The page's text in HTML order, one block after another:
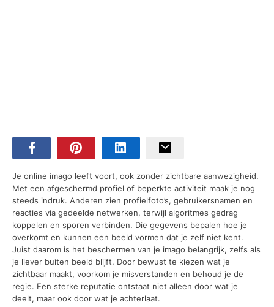
Je online imago leeft voort, ook zonder zichtbare aanwezigheid.
Met een afgeschermd profiel of beperkte activiteit maak je nog
steeds indruk. Anderen zien profielfoto’s, gebruikersnamen en
reacties via gedeelde netwerken, terwijl algoritmes gedrag
koppelen en sporen verbinden. Die gegevens bepalen hoe je
overkomt en kunnen een beeld vormen dat je zelf niet kent.
Juist daarom is het beschermen van je imago belangrijk, zelfs als
je liever buiten beeld blijft. Door bewust te kiezen wat je
zichtbaar maakt, voorkom je misverstanden en behoud je de
regie. Een sterke reputatie ontstaat niet alleen door wat je
deelt, maar ook door wat je achterlaat.